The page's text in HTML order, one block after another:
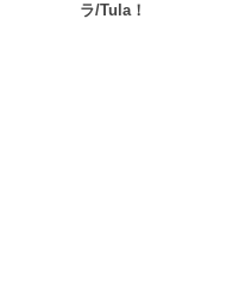
ラ/Tula！